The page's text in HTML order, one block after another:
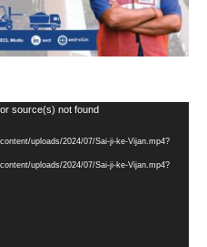
source(s) not found
uploads/2024/07/Sai-ji-ke-Vijan.mp4?
uploads/2024/07/Sai-ji-ke-Vijan.mp4?